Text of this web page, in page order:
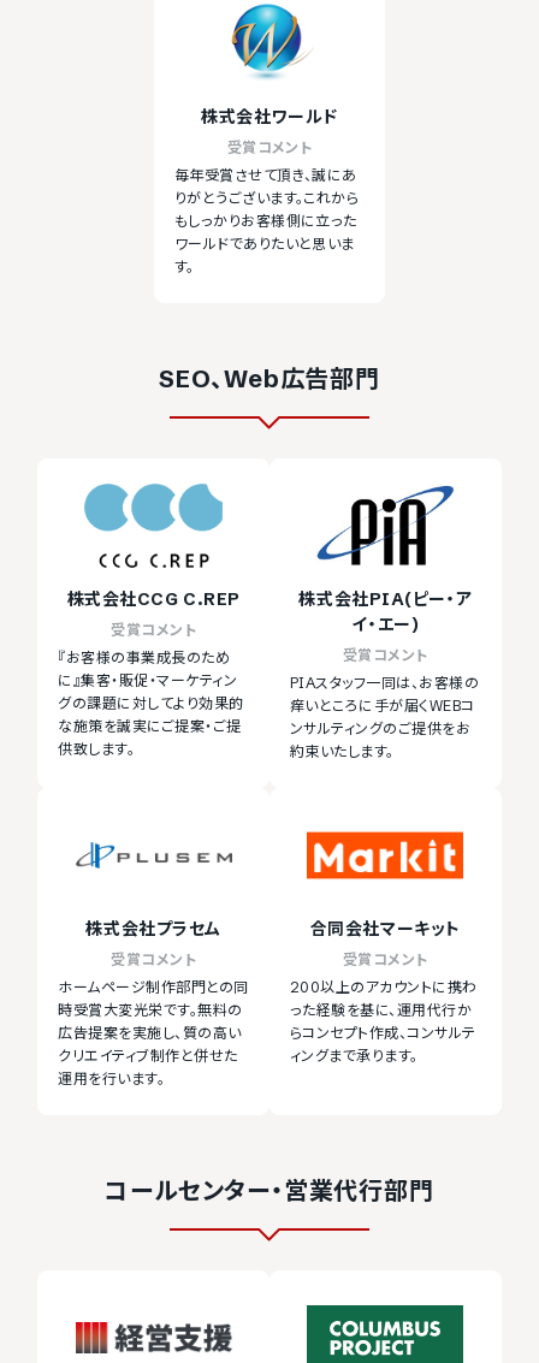
株式会社ワールド
受賞コメント
毎年受賞させて頂き、誠にあ
りがとうございます。これから
もしっかりお客様側に立った
ワールドでありたいと思いま
す。
SEO、Web広告部門
株式会社CCG C.REP
受賞コメント
『お客様の事業成長のため
に』集客・販促・マーケティン
グの課題に対してより効果的
な施策を誠実にご提案・ご提
供致します。
株式会社PIA(ピー・ア
イ・エー)
受賞コメント
PIAスタッフ一同は、お客様の
痒いところに手が届くWEBコ
ンサルティングのご提供をお
約束いたします。
株式会社プラセム
受賞コメント
ホームページ制作部門との同
時受賞大変光栄です。無料の
広告提案を実施し、質の高い
クリエイティブ制作と併せた
運用を行います。
合同会社マーキット
受賞コメント
200以上のアカウントに携わ
った経験を基に、運用代行か
らコンセプト作成、コンサルテ
ィングまで承ります。
コールセンター・営業代行部門